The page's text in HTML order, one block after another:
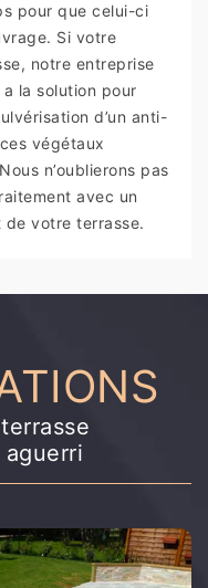
pour que celui-ci
Si votre
notre entreprise
a la solution pour
d’un anti-
végétaux
n’oublierons pas
avec un
de votre terrasse.
aguerri